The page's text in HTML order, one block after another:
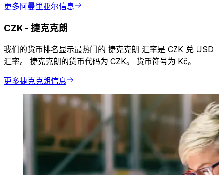
更多阿曼里亚尔信息
CZK - 捷克克朗
我们的货币排名显示最热门的 捷克克朗 汇率是 CZK 兑 USD
汇率。 捷克克朗的货币代码为 CZK。 货币符号为 Kč。
更多捷克克朗信息